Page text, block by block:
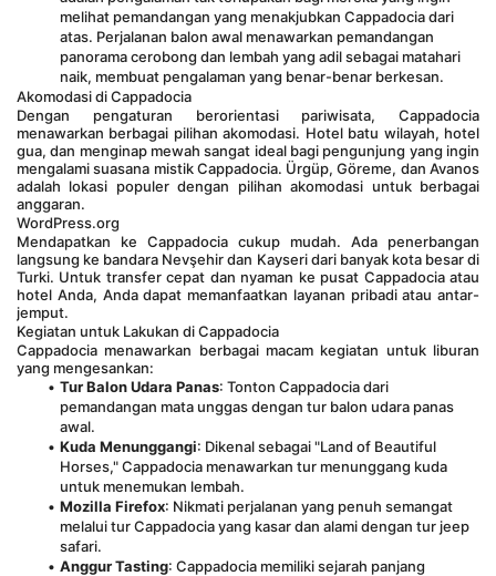
melihat pemandangan yang menakjubkan Cappadocia dari
atas. Perjalanan balon awal menawarkan pemandangan
panorama cerobong dan lembah yang adil sebagai matahari
naik, membuat pengalaman yang benar-benar berkesan.
Akomodasi di Cappadocia
Dengan pengaturan berorientasi pariwisata, Cappadocia
menawarkan berbagai pilihan akomodasi. Hotel batu wilayah, hotel
gua, dan menginap mewah sangat ideal bagi pengunjung yang ingin
mengalami suasana mistik Cappadocia. Ürgüp, Göreme, dan Avanos
adalah lokasi populer dengan pilihan akomodasi untuk berbagai
anggaran.
WordPress.org
Mendapatkan ke Cappadocia cukup mudah. Ada penerbangan
langsung ke bandara Nevşehir dan Kayseri dari banyak kota besar di
Turki. Untuk transfer cepat dan nyaman ke pusat Cappadocia atau
hotel Anda, Anda dapat memanfaatkan layanan pribadi atau antar-
jemput.
Kegiatan untuk Lakukan di Cappadocia
Cappadocia menawarkan berbagai macam kegiatan untuk liburan
yang mengesankan:
Tur Balon Udara Panas: Tonton Cappadocia dari
pemandangan mata unggas dengan tur balon udara panas
awal.
Kuda Menunggangi: Dikenal sebagai "Land of Beautiful
Horses," Cappadocia menawarkan tur menunggang kuda
untuk menemukan lembah.
Mozilla Firefox: Nikmati perjalanan yang penuh semangat
melalui tur Cappadocia yang kasar dan alami dengan tur jeep
safari.
Anggur Tasting: Cappadocia memiliki sejarah panjang